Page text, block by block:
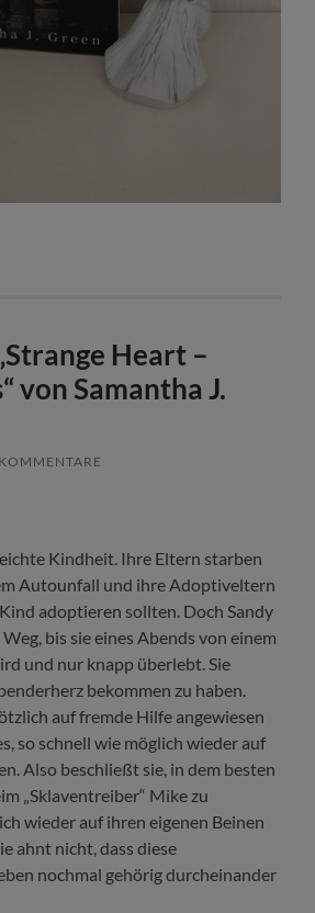
Heart –
von Samantha J.
Kindheit. Ihre Eltern starben
Autounfall und ihre Adoptiveltern
adoptieren sollten. Doch Sandy
bis sie eines Abends von einem
und nur knapp überlebt. Sie
bekommen zu haben.
auf fremde Hilfe angewiesen
so schnell wie möglich wieder auf
Also beschließt sie, in dem besten
„Sklaventreiber“ Mike zu
wieder auf ihren eigenen Beinen
ahnt nicht, dass diese
nochmal gehörig durcheinander